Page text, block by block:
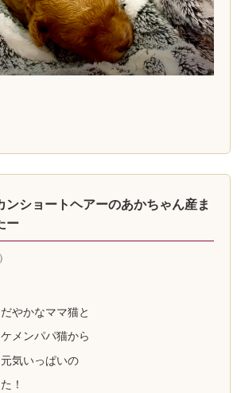
ンショートヘアーのあかちゃん産ま
ー
やかなママ猫と
メンパパ猫から
気いっぱいの
！